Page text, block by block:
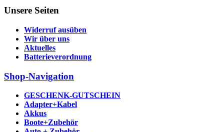
Unsere Seiten
Widerruf ausüben
Wir über uns
Aktuelles
Batterieverordnung
Shop-Navigation
GESCHENK-GUTSCHEIN
Adapter+Kabel
Akkus
Boote+Zubehör